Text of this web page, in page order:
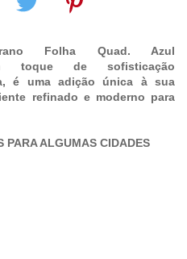
Folha Quad. Azul
toque de sofisticação
é uma adição única à sua
refinado e moderno para
PARA ALGUMAS CIDADES